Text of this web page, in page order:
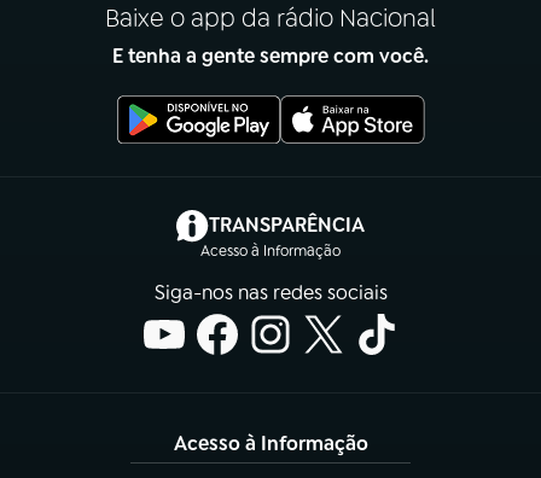
Baixe o app da rádio Nacional
E tenha a gente sempre com você.
TRANSPARÊNCIA
Acesso à Informação
(abre em nova aba)
Siga-nos nas redes sociais
Acesso à Informação